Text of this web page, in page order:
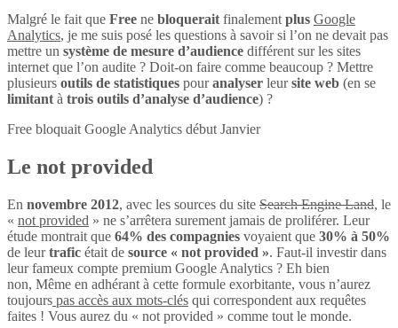
Malgré le fait que Free ne bloqueraitfinalementplus Google
Analytics, je me suis posé les questions à savoir si l’on ne devait pas
mettre un système de mesure d’audience différent sur les sites
internet que l’on audite ? Doit-on faire comme beaucoup ? Mettre
plusieurs outils de statistiques pouranalyser leursite web (en se
limitantà trois outils d’analyse d’audience) ?
Free bloquait Google Analytics début Janvier
Le not provided
En novembre 2012, avec les sources du site Search Engine Land, le
« not provided » ne s’arrêtera surement jamais de proliférer. Leur
étude montrait que 64% des compagnies voyaient que 30% à 50%
de leurtrafic était de source « not provided ». Faut-il investir dans
leur fameux compte premium Google Analytics ? Eh bien
non, Même en adhérant à cette formule exorbitante, vous n’aurez
toujours pas accès aux mots-clés qui correspondent aux requêtes
faites ! Vous aurez du « not provided » comme tout le monde.